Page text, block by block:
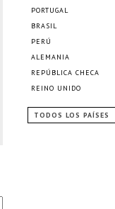
PORTUGAL
BRASIL
PERÚ
ALEMANIA
REPÚBLICA CHECA
REINO UNIDO
TODOS LOS PAÍSES